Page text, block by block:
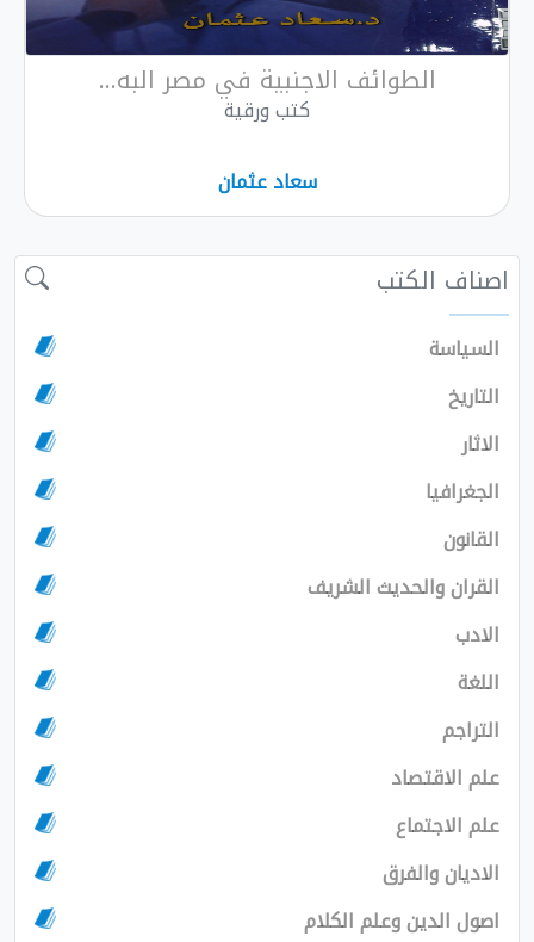
الطوائف الاجنبية في مصر البه...
كتب ورقية
سعاد عثمان
اصناف الكتب
السياسة
التاريخ
الاثار
الجغرافيا
القانون
القران والحديث الشريف
الادب
اللغة
التراجم
علم الاقتصاد
علم الاجتماع
الاديان والفرق
اصول الدين وعلم الكلام